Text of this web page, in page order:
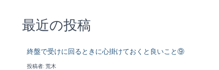
最近の投稿
終盤で受けに回るときに心掛けておくと良いこと⑨
投稿者: 荒木